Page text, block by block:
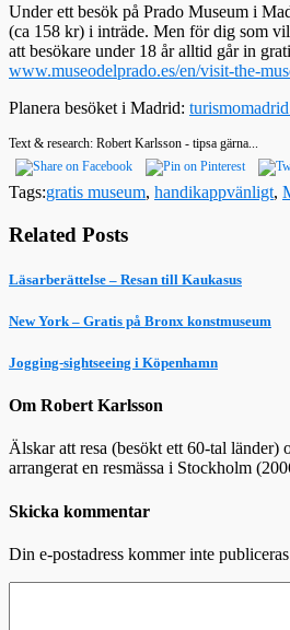
Under ett besök på Prado Museum i
(ca 158 kr) i inträde. Men för dig som
att besökare under 18 år alltid går in
www.museodelprado.es/en/visit-the-
Planera besöket i Madrid:
Text & research: Robert Karlsson - tipsa gärna...
Tags:gratis museum, handikappvänligt,
Related Posts
Läsarberättelse – Resan till Kaukasus
New York – Gratis på Bronx konstmuseum
Jogging-sightseeing i Köpenhamn
Om Robert Karlsson
Älskar att resa (besökt ett 60-tal länder)
arrangerat en resmässa i Stockholm
Skicka kommentar
Din e-postadress kommer inte